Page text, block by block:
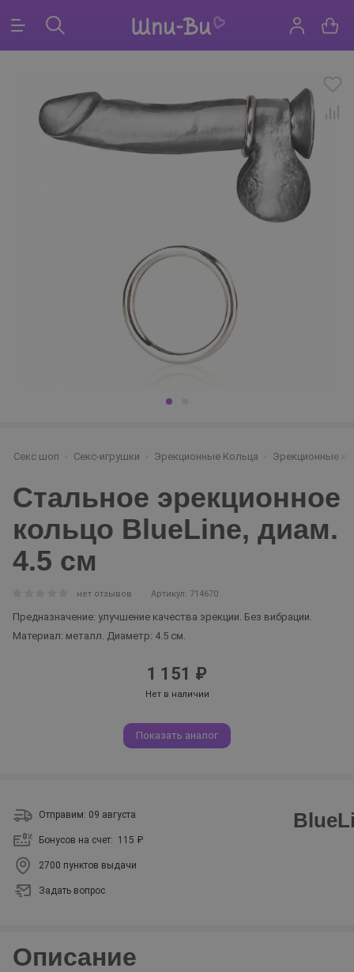
Секс шоп Секс-игрушки Эрекционные Кольца Эрекционные
Стальное эрекционное
кольцо BlueLine, диам.
4.5 см
нет отзывов Артикул: 714670
Предназначение: улучшение качества эрекции. Без вибрации.
Материал: металл. Диаметр: 4.5 см.
1 151 ₽
Нет в наличии
Показать аналог
Отправим: 09 августа
Бонусов на счет: 115 ₽
2700 пунктов выдачи
Задать вопрос
Описание